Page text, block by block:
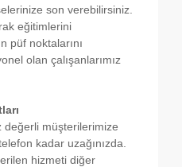
son verebilirsiniz.
eğitimlerini
püf noktalarını
olan çalışanlarımız
değerli müşterilerimize
kadar uzağınızda.
hizmeti diğer